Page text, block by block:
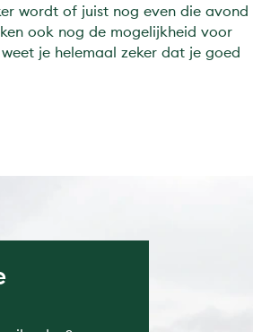
wordt of juist nog even die avond
ook nog de mogelijkheid voor
je helemaal zeker dat je goed